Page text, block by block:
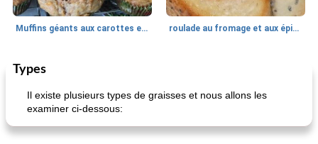
Muffins géants aux carottes et à la banane de Nif roulade au fromage et aux épinards
Marques de confiance: recettes et
astuces
Types
Il existe plusieurs types de graisses et nous allons les
examiner ci-dessous: